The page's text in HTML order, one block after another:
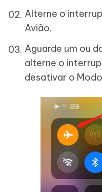
Alterne o
Avião.
Aguarde um ou
alterne o
desativar o